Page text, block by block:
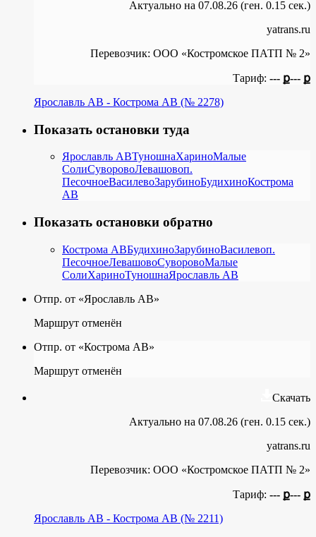
Актуально на 07.08.26 (ген. 0.15 сек.)
yatrans.ru
Перевозчик: ООО «Костромское ПАТП № 2»
Тариф: --- ք--- ք
Ярославль АВ - Кострома АВ (№ 2278)
Показать остановки туда
Ярославль АВТуношнаХариноМалые
СолиСуворовоЛевашовоп.
ПесочноеВасилевоЗарубиноБудихиноКострома
АВ
Показать остановки обратно
Кострома АВБудихиноЗарубиноВасилевоп.
ПесочноеЛевашовоСуворовоМалые
СолиХариноТуношнаЯрославль АВ
Отпр. от «Ярославль АВ»
Маршрут отменён
Отпр. от «Кострома АВ»
Маршрут отменён
Скачать
Актуально на 07.08.26 (ген. 0.15 сек.)
yatrans.ru
Перевозчик: ООО «Костромское ПАТП № 2»
Тариф: --- ք--- ք
Ярославль АВ - Кострома АВ (№ 2211)